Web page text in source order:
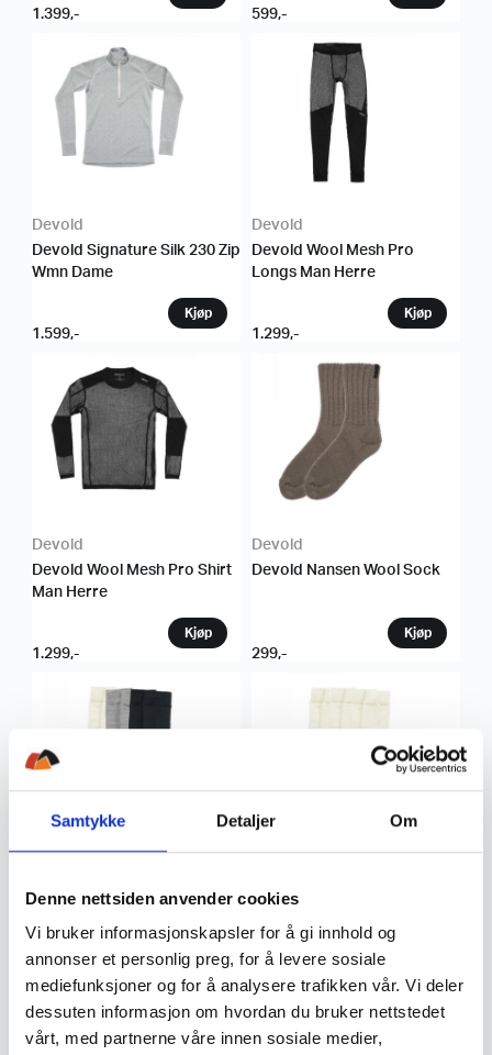
Samtykke Detaljer Om
Denne nettsiden anvender cookies
Vi bruker informasjonskapsler for å gi innhold og
annonser et personlig preg, for å levere sosiale
mediefunksjoner og for å analysere trafikken vår. Vi deler
dessuten informasjon om hvordan du bruker nettstedet
vårt, med partnerne våre innen sosiale medier,
1.399,- 599,-
Devold
Devold Signature Silk 230 Zip
Wmn Dame
1.599,-
Devold
Devold Wool Mesh Pro
Longs Man Herre
1.299,-
Devold
Devold Wool Mesh Pro Shirt
Man Herre
1.299,-
Devold
Devold Nansen Wool Sock
299,-
Devold Daily Merino Medium
Devold Daily Merino Medium